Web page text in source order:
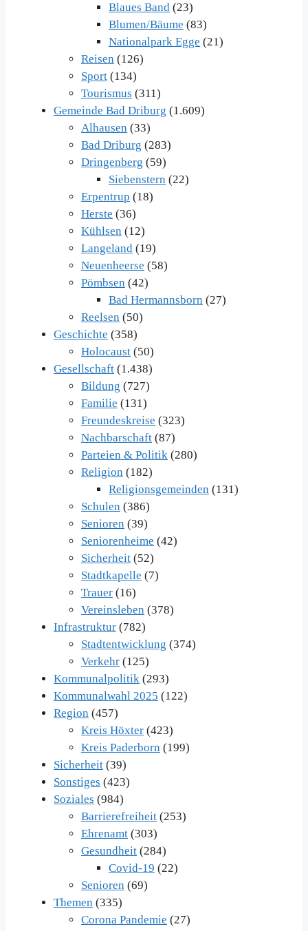
Blaues Band (23)
Blumen/Bäume (83)
Nationalpark Egge (21)
Reisen (126)
Sport (134)
Tourismus (311)
Gemeinde Bad Driburg (1.609)
Alhausen (33)
Bad Driburg (283)
Dringenberg (59)
Siebenstern (22)
Erpentrup (18)
Herste (36)
Kühlsen (12)
Langeland (19)
Neuenheerse (58)
Pömbsen (42)
Bad Hermannsborn (27)
Reelsen (50)
Geschichte (358)
Holocaust (50)
Gesellschaft (1.438)
Bildung (727)
Familie (131)
Freundeskreise (323)
Nachbarschaft (87)
Parteien & Politik (280)
Religion (182)
Religionsgemeinden (131)
Schulen (386)
Senioren (39)
Seniorenheime (42)
Sicherheit (52)
Stadtkapelle (7)
Trauer (16)
Vereinsleben (378)
Infrastruktur (782)
Stadtentwicklung (374)
Verkehr (125)
Kommunalpolitik (293)
Kommunalwahl 2025 (122)
Region (457)
Kreis Höxter (423)
Kreis Paderborn (199)
Sicherheit (39)
Sonstiges (423)
Soziales (984)
Barrierefreiheit (253)
Ehrenamt (303)
Gesundheit (284)
Covid-19 (22)
Senioren (69)
Themen (335)
Corona Pandemie (27)